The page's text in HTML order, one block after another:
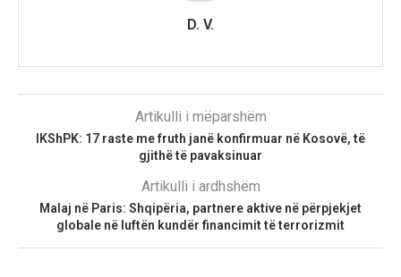
D. V.
Artikulli i mëparshëm
IKShPK: 17 raste me fruth janë konfirmuar në Kosovë, të
gjithë të pavaksinuar
Artikulli i ardhshëm
Malaj në Paris: Shqipëria, partnere aktive në përpjekjet
globale në luftën kundër financimit të terrorizmit